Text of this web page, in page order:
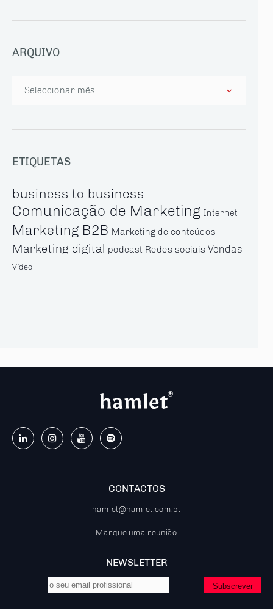
ARQUIVO
ETIQUETAS
business to business
Comunicação de Marketing Internet
Marketing B2B Marketing de conteúdos
Marketing digital podcast Redes sociais Vendas
Vídeo
CONTACTOS
hamlet@hamlet.com.pt
Marque uma reunião
NEWSLETTER